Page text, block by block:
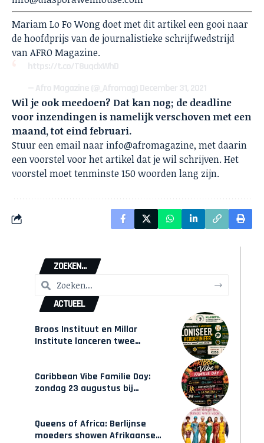
Mariam Lo Fo Wong doet met dit artikel een gooi naar
de hoofdprijs van de journalistieke schrijfwedstrijd
van AFRO Magazine.
https://t.co/T8uqclxWhD
— Afro Magazine (@_Afromag)December 31, 2021
Wil je ook meedoen? Dat kan nog; de deadline
voor inzendingen is namelijk verschoven met een
maand, tot eind februari.
Stuur een email naar info@afromagazine, met daarin
een voorstel voor het artikel dat je wil schrijven. Het
voorstel moet tenminste 150 woorden lang zijn.
ZOEKEN...
ACTUEEL
Broos Instituut en Millar
Institute lanceren twee
Caribbean Vibe Familie Day:
zondag 23 augustus bij
Queens of Africa: Berlijnse
moeders showen Afrikaanse